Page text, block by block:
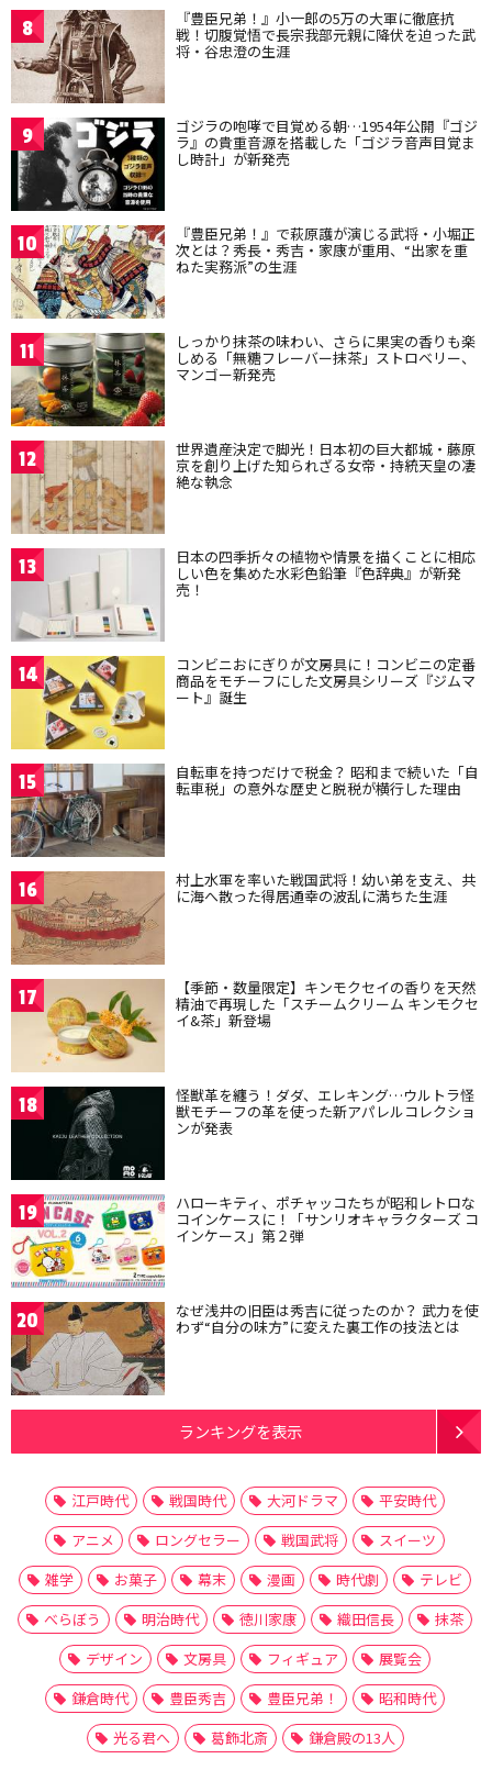
8 『豊臣兄弟！』小一郎の5万の大軍に徹底抗
戦！切腹覚悟で長宗我部元親に降伏を迫った武
将・谷忠澄の生涯
9 ゴジラの咆哮で目覚める朝…1954年公開『ゴジ
ラ』の貴重音源を搭載した「ゴジラ音声目覚ま
し時計」が新発売
10 『豊臣兄弟！』で萩原護が演じる武将・小堀正
次とは？秀長・秀吉・家康が重用、“出家を重
ねた実務派”の生涯
11 しっかり抹茶の味わい、さらに果実の香りも楽
しめる「無糖フレーバー抹茶」ストロベリー、
マンゴー新発売
12 世界遺産決定で脚光！日本初の巨大都城・藤原
京を創り上げた知られざる女帝・持統天皇の凄
絶な執念
13 日本の四季折々の植物や情景を描くことに相応
しい色を集めた水彩色鉛筆『色辞典』が新発
売！
14 コンビニおにぎりが文房具に！コンビニの定番
商品をモチーフにした文房具シリーズ『ジムマ
ート』誕生
15 自転車を持つだけで税金？ 昭和まで続いた「自
転車税」の意外な歴史と脱税が横行した理由
16 村上水軍を率いた戦国武将！幼い弟を支え、共
に海へ散った得居通幸の波乱に満ちた生涯
17 【季節・数量限定】キンモクセイの香りを天然
精油で再現した「スチームクリーム キンモクセ
イ&茶」新登場
18 怪獣革を纏う！ダダ、エレキング…ウルトラ怪
獣モチーフの革を使った新アパレルコレクショ
ンが発表
19 ハローキティ、ポチャッコたちが昭和レトロな
コインケースに！「サンリオキャラクターズ コ
インケース」第２弾
20 なぜ浅井の旧臣は秀吉に従ったのか？ 武力を使
わず“自分の味方”に変えた裏工作の技法とは
ランキングを表示
江戸時代 戦国時代 大河ドラマ
平安時代
アニメ
ロングセラー 戦国武将
スイーツ
雑学
お菓子 幕末 漫画 時代劇
テレビ
べらぼう
明治時代 徳川家康 織田信長
抹茶
デザイン
文房具 フィギュア
展覧会
鎌倉時代
豊臣秀吉 豊臣兄弟！
昭和時代
光る君へ
葛飾北斎 鎌倉殿の13人